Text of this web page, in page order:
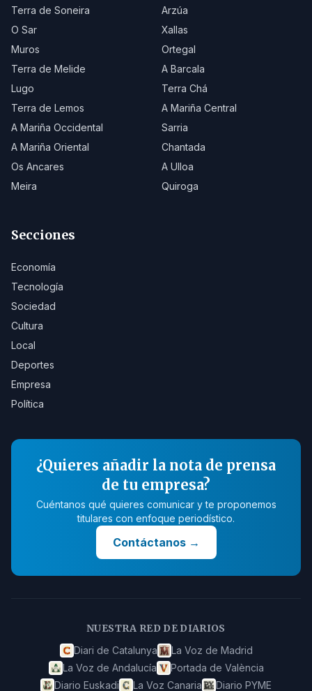
Terra de Soneira
Arzúa
O Sar
Xallas
Muros
Ortegal
Terra de Melide
A Barcala
Lugo
Terra Chá
Terra de Lemos
A Mariña Central
A Mariña Occidental
Sarria
A Mariña Oriental
Chantada
Os Ancares
A Ulloa
Meira
Quiroga
Secciones
Economía
Tecnología
Sociedad
Cultura
Local
Deportes
Empresa
Política
¿Quieres añadir la nota de prensa
de tu empresa?
Cuéntanos qué quieres comunicar y te proponemos
titulares con enfoque periodístico.
Contáctanos→
NUESTRA RED DE DIARIOS
Diari de Catalunya
La Voz de Madrid
La Voz de Andalucía
Portada de València
Diario Euskadi
La Voz Canaria Diario PYME